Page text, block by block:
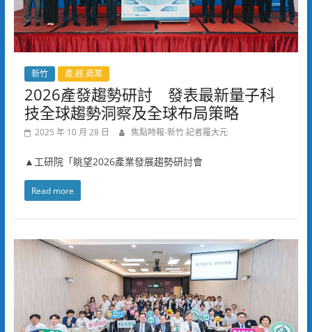
新竹 產.經.商業
2026產發趨勢研討 發表最新量子科
技全球趨勢洞察及全球布局策略
2025 年 10 月 28 日 焦點時報-新竹 記者羅大元
▲工研院「眺望2026產業發展趨勢研討會
Read more